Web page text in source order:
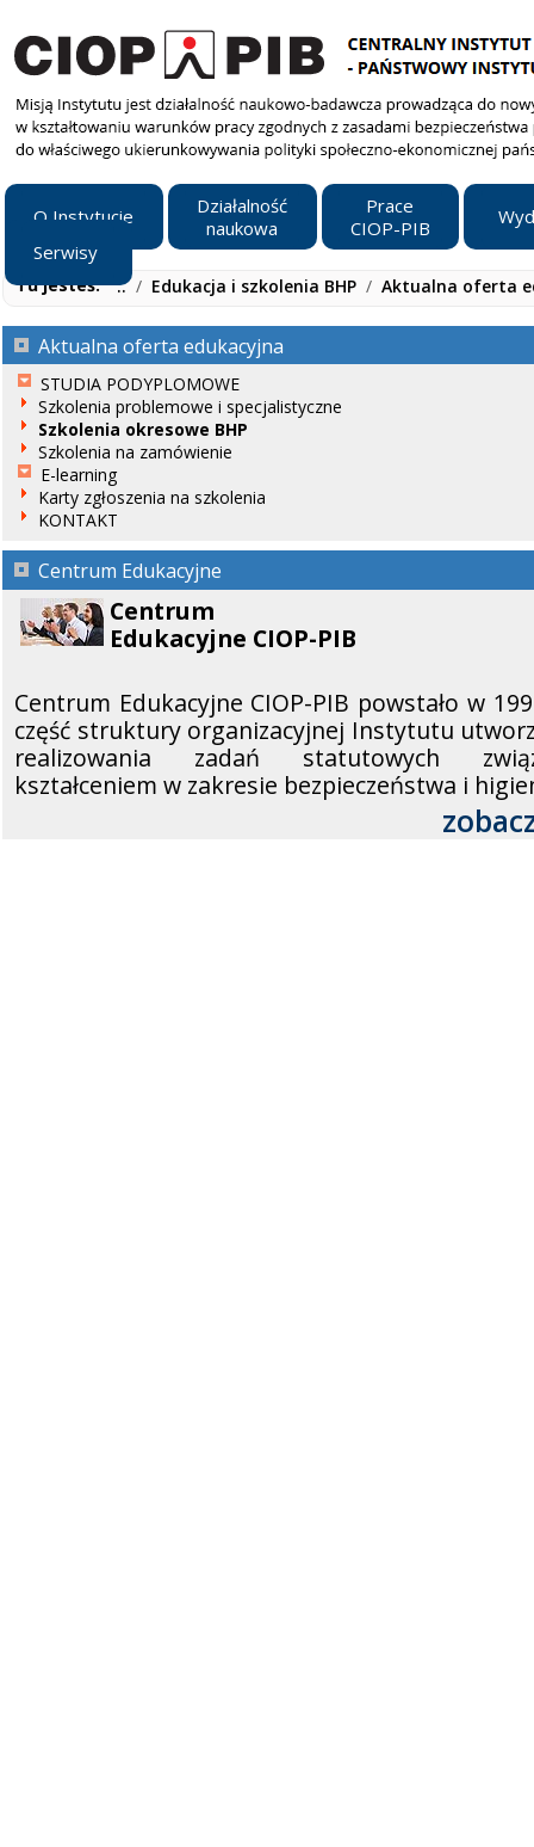
O Instytucie
Działalność
naukowa
Prace
CIOP-PIB
Serwisy
Tu jesteś: ../ Edukacja i szkolenia BHP / Aktualna oferta
Aktualna oferta edukacyjna
STUDIA PODYPLOMOWE
Szkolenia problemowe i specjalistyczne
Szkolenia okresowe BHP
Szkolenia na zamówienie
E-learning
Karty zgłoszenia na szkolenia
KONTAKT
Centrum Edukacyjne
Centrum
Edukacyjne CIOP-PIB
Centrum Edukacyjne CIOP-PIB powstało w
część struktury organizacyjnej Instytutu
realizowania zadań statutowych
kształceniem w zakresie bezpieczeństwa i